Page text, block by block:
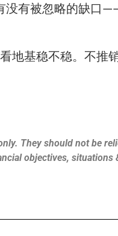
没有被忽略的缺口
地基稳不稳。不推
They should not be
objectives, situations